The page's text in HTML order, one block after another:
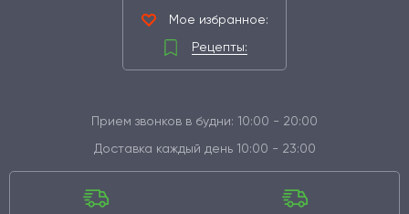
Мое избранное:
Рецепты:
Прием звонков в будни: 10:00 - 20:00
Доставка каждый день 10:00 - 23:00